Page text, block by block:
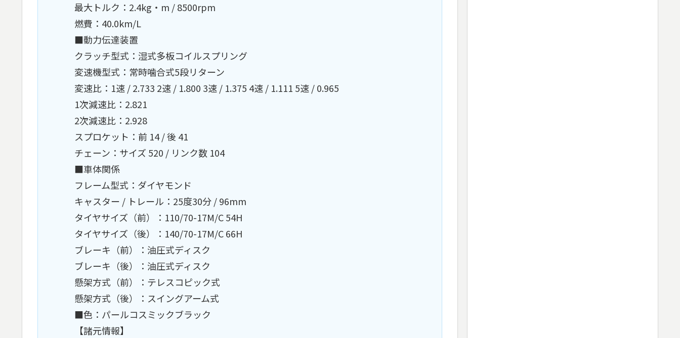
最大トルク：2.4kg・m / 8500rpm
燃費：40.0km/L
■動力伝達装置
クラッチ型式：湿式多板コイルスプリング
変速機型式：常時噛合式5段リターン
変速比：1速 / 2.733 2速 / 1.800 3速 / 1.375 4速 / 1.111 5速 / 0.965
1次減速比：2.821
2次減速比：2.928
スプロケット：前 14 / 後 41
チェーン：サイズ 520 / リンク数 104
■車体関係
フレーム型式：ダイヤモンド
キャスター / トレール：25度30分 / 96mm
タイヤサイズ（前）：110/70-17M/C 54H
タイヤサイズ（後）：140/70-17M/C 66H
ブレーキ（前）：油圧式ディスク
ブレーキ（後）：油圧式ディスク
懸架方式（前）：テレスコピック式
懸架方式（後）：スイングアーム式
■色：パールコスミックブラック
【諸元情報】